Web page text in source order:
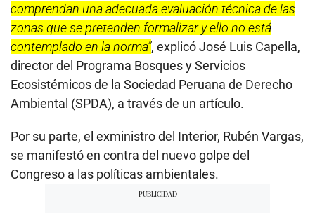
comprendan una adecuada evaluación técnica de las
zonas que se pretenden formalizar y ello no está
contemplado en la norma”, explicó José Luis Capella,
director del Programa Bosques y Servicios
Ecosistémicos de la Sociedad Peruana de Derecho
Ambiental (SPDA), a través de un artículo.
Por su parte, el exministro del Interior, Rubén Vargas,
se manifestó en contra del nuevo golpe del
Congreso a las políticas ambientales.